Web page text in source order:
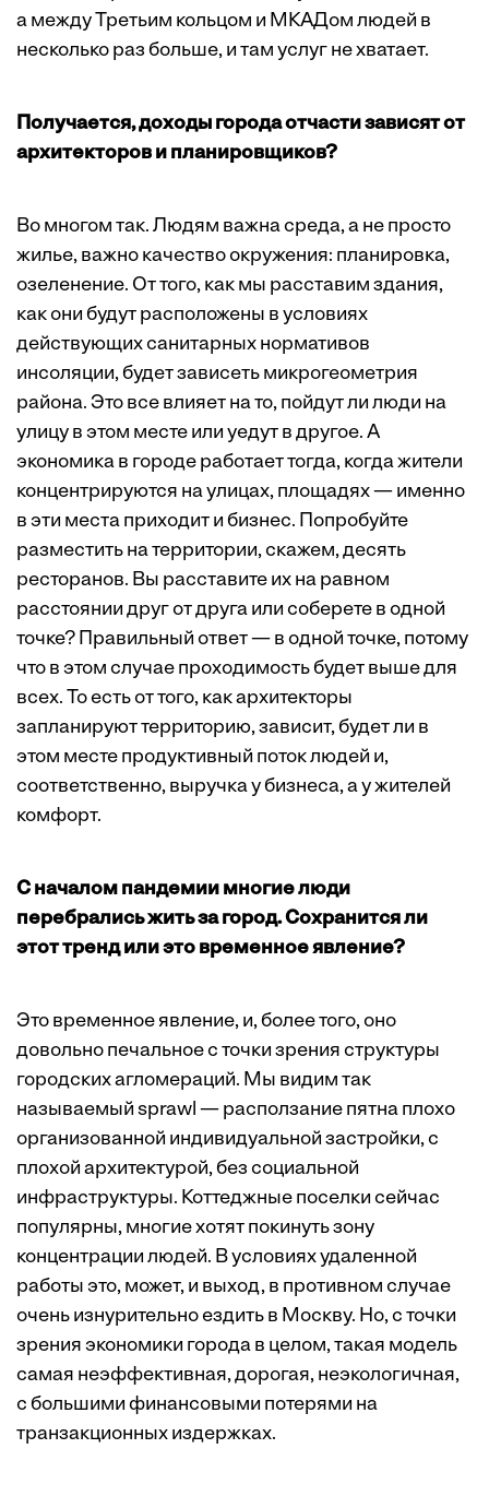
а между Третьим кольцом и МКАДом людей в
несколько раз больше, и там услуг не хватает.
Получается, доходы города отчасти зависят от
архитекторов и планировщиков?
Во многом так. Людям важна среда, а не просто
жилье, важно качество окружения: планировка,
озеленение. От того, как мы расставим здания,
как они будут расположены в условиях
действующих санитарных нормативов
инсоляции, будет зависеть микрогеометрия
района. Это все влияет на то, пойдут ли люди на
улицу в этом месте или уедут в другое. А
экономика в городе работает тогда, когда жители
концентрируются на улицах, площадях — именно
в эти места приходит и бизнес. Попробуйте
разместить на территории, скажем, десять
ресторанов. Вы расставите их на равном
расстоянии друг от друга или соберете в одной
точке? Правильный ответ — в одной точке, потому
что в этом случае проходимость будет выше для
всех. То есть от того, как архитекторы
запланируют территорию, зависит, будет ли в
этом месте продуктивный поток людей и,
соответственно, выручка у бизнеса, а у жителей
комфорт.
С началом пандемии многие люди
перебрались жить за город. Сохранится ли
этот тренд или это временное явление?
Это временное явление, и, более того, оно
довольно печальное с точки зрения структуры
городских агломераций. Мы видим так
называемый sprawl — расползание пятна плохо
организованной индивидуальной застройки, с
плохой архитектурой, без социальной
инфраструктуры. Коттеджные поселки сейчас
популярны, многие хотят покинуть зону
концентрации людей. В условиях удаленной
работы это, может, и выход, в противном случае
очень изнурительно ездить в Москву. Но, с точки
зрения экономики города в целом, такая модель
самая неэффективная, дорогая, неэкологичная,
с большими финансовыми потерями на
транзакционных издержках.